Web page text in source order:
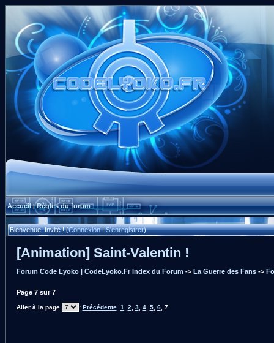
Accueil|Règles du forum
Bienvenue, Invité ! (Connexion|S'enregistrer)
[Animation] Saint-Valentin !
Forum Code Lyoko | CodeLyoko.Fr Index du Forum -> La Guerre des Fans->
Page 7sur7
Aller à la page : Précédente 1 2 3, 4, 5, 6, 7